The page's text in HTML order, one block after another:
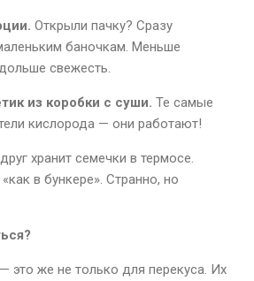
Открыли пачку? Сразу
баночкам. Меньше
свежесть.
из коробки с суши. Те самые
кислорода — они работают!
хранит семечки в термосе.
в бункере». Странно, но
это же не только для перекуса. Их